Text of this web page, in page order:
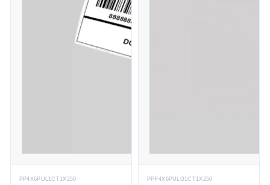
PP4X6PUL1CT1X250 PPF4X6PULG1CT1X250